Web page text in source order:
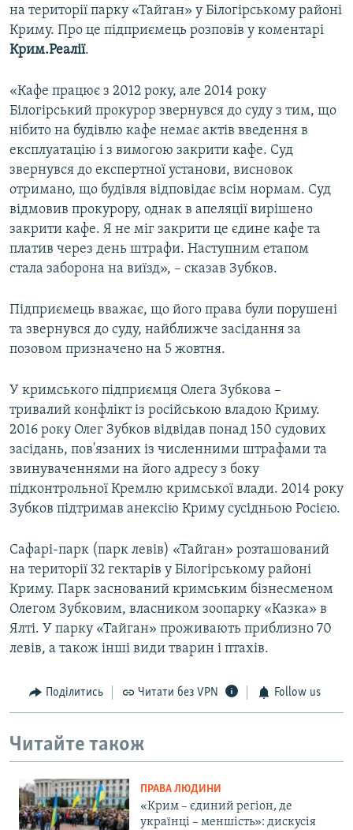
на території парку «Тайган» у Білогірському районі
Криму. Про це підприємець розповів у коментарі
Крим.Реалії.
«Кафе працює з 2012 року, але 2014 року
Білогірський прокурор звернувся до суду з тим, що
нібито на будівлю кафе немає актів введення в
експлуатацію і з вимогою закрити кафе. Суд
звернувся до експертної установи, висновок
отримано, що будівля відповідає всім нормам. Суд
відмовив прокурору, однак в апеляції вирішено
закрити кафе. Я не міг закрити це єдине кафе та
платив через день штрафи. Наступним етапом
стала заборона на виїзд», – сказав Зубков.
Підприємець вважає, що його права були порушені
та звернувся до суду, найближче засідання за
позовом призначено на 5 жовтня.
У кримського підприємця Олега Зубкова –
тривалий конфлікт із російською владою Криму.
2016 року Олег Зубков відвідав понад 150 судових
засідань, пов'язаних із численними штрафами та
звинуваченнями на його адресу з боку
підконтрольної Кремлю кримської влади. 2014 року
Зубков підтримав анексію Криму сусідньою Росією.
Сафарі-парк (парк левів) «Тайган» розташований
на території 32 гектарів у Білогірському районі
Криму. Парк заснований кримським бізнесменом
Олегом Зубковим, власником зоопарку «Казка» в
Ялті. У парку «Тайган» проживають приблизно 70
левів, а також інші види тварин і птахів.
Поділитись Читати без VPN Follow us
Читайте також
ПРАВА ЛЮДИНИ
«Крим – єдиний регіон, де
українці – меншість»: дискусія